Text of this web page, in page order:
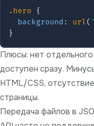
.hero {
background : url(
Плюсы: нет
доступен сразу.
HTML/CSS,
страницы.
Передача файлов в